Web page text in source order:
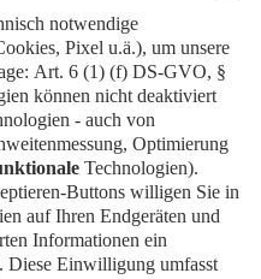
zuerst die Messe
der
Barrierefreiheit